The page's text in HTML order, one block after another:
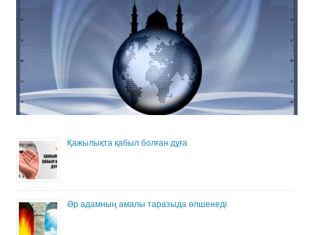
Қажылықта қабыл болған дұға
Әр адамның амалы таразыда өлшенеді